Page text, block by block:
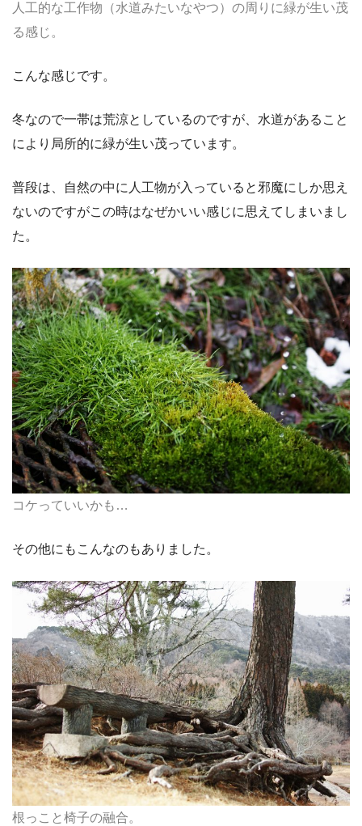
人工的な工作物（水道みたいなやつ）の周りに緑が生い茂
る感じ。
こんな感じです。
冬なので一帯は荒涼としているのですが、水道があること
により局所的に緑が生い茂っています。
普段は、自然の中に人工物が入っていると邪魔にしか思え
ないのですがこの時はなぜかいい感じに思えてしまいまし
た。
コケっていいかも…
その他にもこんなのもありました。
根っこと椅子の融合。